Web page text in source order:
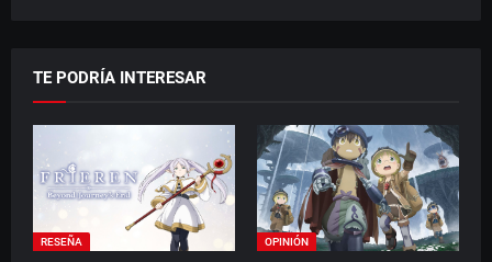
TE PODRÍA INTERESAR
RESEÑA OPINIÓN